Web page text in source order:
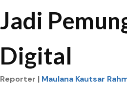
Jadi
Digital
Reporter | Maulana Kautsar